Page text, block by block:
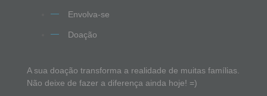
Envolva-se
Doação
A sua doação transforma a realidade de muitas famílias.
Não deixe de fazer a diferença ainda hoje! =)